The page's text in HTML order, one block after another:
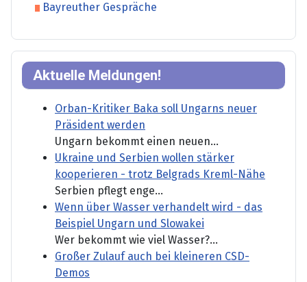
Bayreuther Gespräche
Aktuelle Meldungen!
Orban-Kritiker Baka soll Ungarns neuer
Präsident werden
Ungarn bekommt einen neuen...
Ukraine und Serbien wollen stärker
kooperieren - trotz Belgrads Kreml-Nähe
Serbien pflegt enge...
Wenn über Wasser verhandelt wird - das
Beispiel Ungarn und Slowakei
Wer bekommt wie viel Wasser?...
Großer Zulauf auch bei kleineren CSD-
Demos